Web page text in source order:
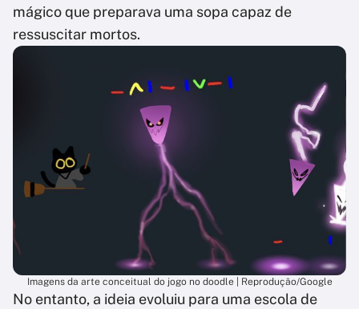
mágico que preparava uma sopa capaz de
ressuscitar mortos.
Imagens da arte conceitual do jogo no doodle | Reprodução/Google
No entanto, a ideia evoluiu para uma escola de